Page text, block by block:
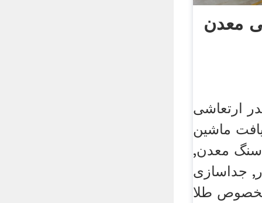
معدن
ارتعاشی
ماشین
سنگ معدن,
جداسازی
طلا